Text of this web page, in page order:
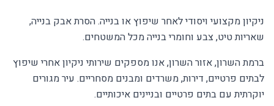
ניקיון מקצועי ויסודי לאחר שיפוץ או בנייה. הסרת אבק בנייה,
שאריות טיט, צבע וחומרי בנייה מכל המשטחים.
ברמת השרון, אזור השרון, אנו מספקים שירותי ניקיון אחרי שיפוץ
לבתים פרטיים, דירות, משרדים ומבנים מסחריים. עיר מגורים
יוקרתית עם בתים פרטיים ובניינים איכותיים.